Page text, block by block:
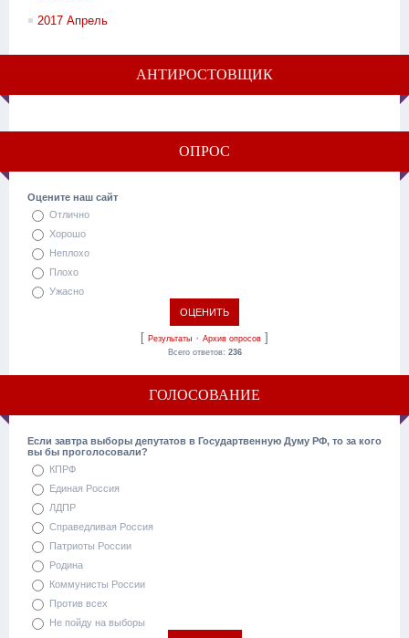
2017 Апрель
АНТИРОСТОВЩИК
ОПРОС
Оцените наш сайт
Отлично
Хорошо
Неплохо
Плохо
Ужасно
[ Результаты · Архив опросов ]
Всего ответов: 236
ГОЛОСОВАНИЕ
Если завтра выборы депутатов в Государтвенную Думу РФ, то за кого
вы бы проголосовали?
КПРФ
Единая Россия
ЛДПР
Справедливая Россия
Патриоты России
Родина
Коммунисты России
Против всех
Не пойду на выборы